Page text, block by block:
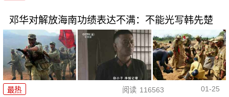
邓华对解放海南功绩表达不满：不能光写韩先楚
最热 阅读 116563 01-25